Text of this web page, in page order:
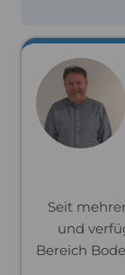
Seit
und
Bereich